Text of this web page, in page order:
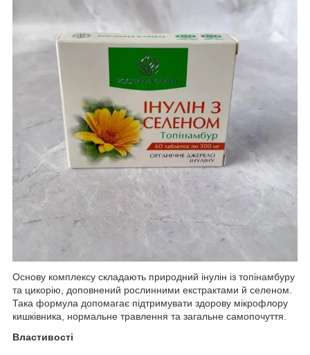
Основу комплексу складають природний інулін із топінамбуру
та цикорію, доповнений рослинними екстрактами й селеном.
Така формула допомагає підтримувати здорову мікрофлору
кишківника, нормальне травлення та загальне самопочуття.
Властивості